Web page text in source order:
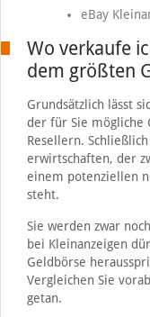
eBay
Wo verkaufe
dem größten
Grundsätzlich lässt
der für Sie mögliche
Resellern.
erwirtschaften, der
einem potenziellen
steht.
Sie werden zwar
bei Kleinanzeigen
Geldbörse
Vergleichen Sie
getan.